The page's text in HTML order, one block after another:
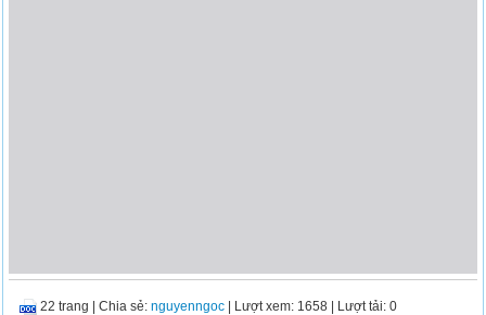
22 trang |Chia sẻ:nguyenngoc | Lượt xem: 1658 | Lượt tải: 0